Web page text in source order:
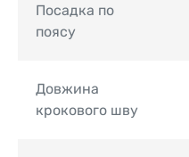
Посадка по
поясу
Довжина
крокового шву